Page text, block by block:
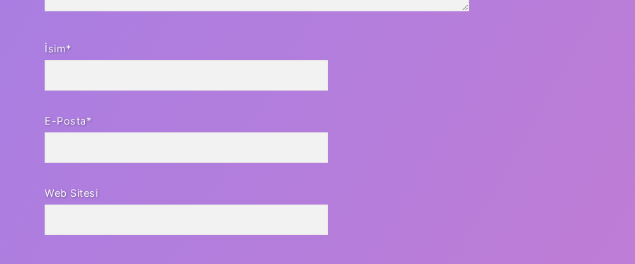
İsim*
E-Posta*
Web Sitesi